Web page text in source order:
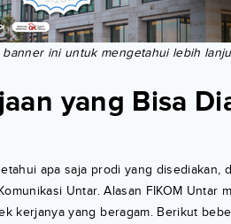
banner ini untuk mengetahui lebih
yang Bisa
apa saja prodi yang disediakan,
Untar. Alasan FIKOM Untar
kerjanya yang beragam. Berikut